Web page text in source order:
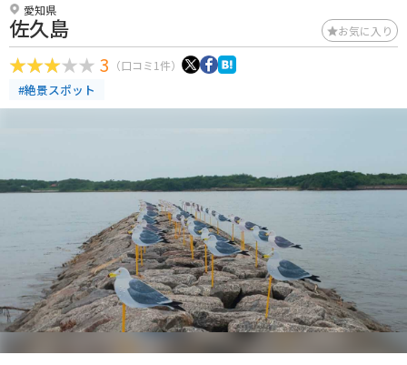
愛知県
佐久島 お気に入り
3 （口コミ1件）
#絶景スポット